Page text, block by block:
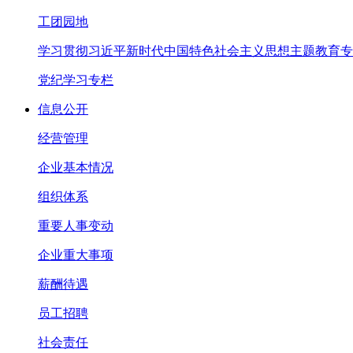
工团园地
学习贯彻习近平新时代中国特色社会主义思想主题教育
党纪学习专栏
信息公开
经营管理
企业基本情况
组织体系
重要人事变动
企业重大事项
薪酬待遇
员工招聘
社会责任